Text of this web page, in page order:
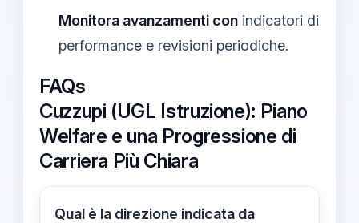
Monitora avanzamenti con indicatori di
performance e revisioni periodiche.
FAQs
Cuzzupi (UGL Istruzione): Piano
Welfare e una Progressione di
Carriera Più Chiara
Qual è la direzione indicata da